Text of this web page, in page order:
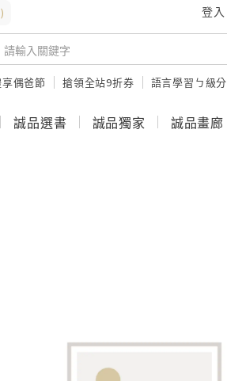
登入
偶爸節 搶領全站9折券 語言學習ㄅ級分
誠品選書 誠品獨家 誠品畫廊